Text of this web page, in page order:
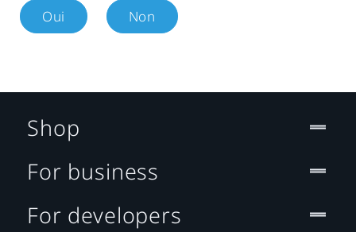
Oui Non
Shop
For business
For developers